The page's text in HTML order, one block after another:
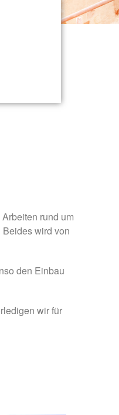
rund um
wird von
den Einbau
wir für